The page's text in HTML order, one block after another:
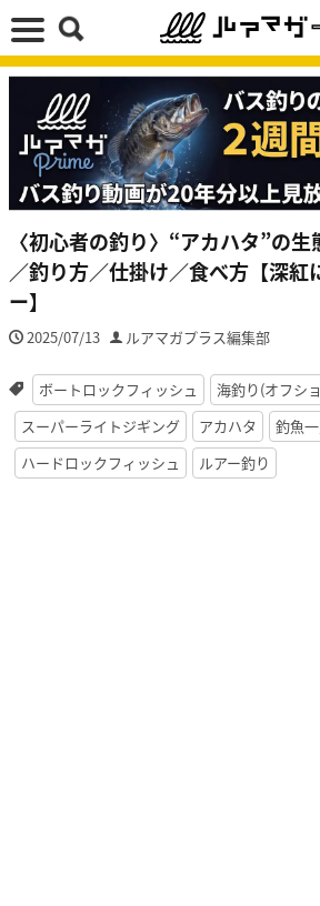
〈初心者の釣り〉“アカハタ”の
／釣り方／仕掛け／食べ方【深紅
ー】
2025/07/13 ルアマガプラス編集部
ボートロックフィッシュ
海釣り(オフシ
スーパーライトジギング
アカハタ 釣魚
ハードロックフィッシュ
ルアー釣り